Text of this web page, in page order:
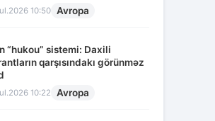
10:50 Avropa
“hukou” sistemi: Daxili
qarşısındakı görünməz
10:22 Avropa